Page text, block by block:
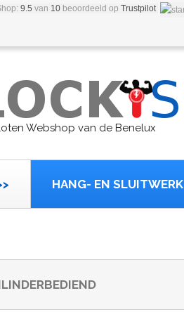
9.5 van 10 beoordeeld op Trustpilot
Webshop van de Benelux
HANG- EN SLUITWERK